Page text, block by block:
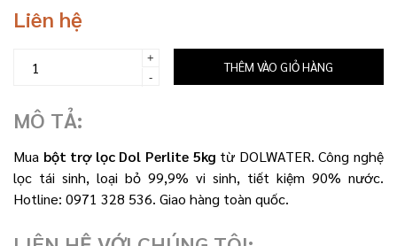
Liên hệ
+
-
THÊM VÀO GIỎ HÀNG
MÔ TẢ:
Mua bột trợ lọc Dol Perlite 5kg từ DOLWATER. Công nghệ
lọc tái sinh, loại bỏ 99,9% vi sinh, tiết kiệm 90% nước.
Hotline: 0971 328 536. Giao hàng toàn quốc.